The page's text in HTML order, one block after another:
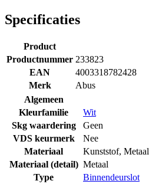
Specificaties
Product
Productnummer 233823
EAN
4003318782428
Merk
Abus
Algemeen
Kleurfamilie
Wit
Skg waardering
Geen
VDS keurmerk
Nee
Materiaal
Kunststof, Metaal
Materiaal (detail) Metaal
Type
Binnendeurslot